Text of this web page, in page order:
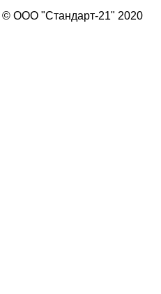
© ООО "Стандарт-21" 2020